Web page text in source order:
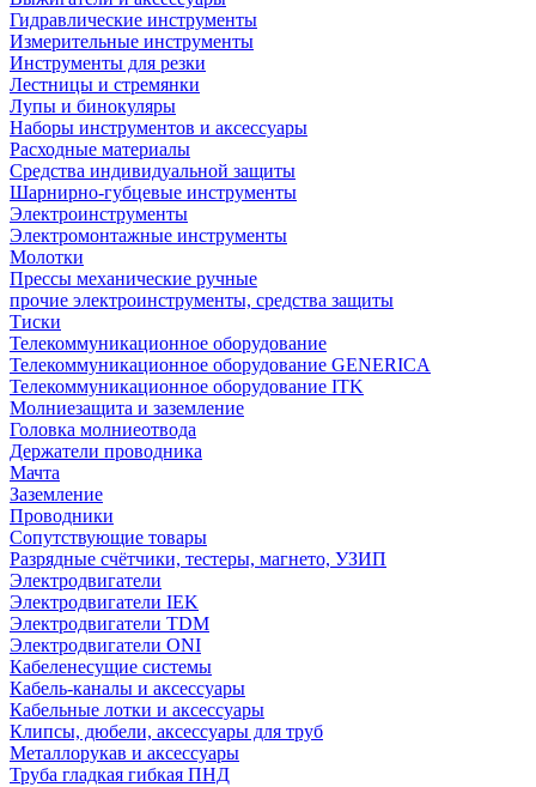
Гидравлические инструменты
Измерительные инструменты
Инструменты для резки
Лестницы и стремянки
Лупы и бинокуляры
Наборы инструментов и аксессуары
Расходные материалы
Средства индивидуальной защиты
Шарнирно-губцевые инструменты
Электроинструменты
Электромонтажные инструменты
Молотки
Прессы механические ручные
прочие электроинструменты, средства защиты
Тиски
Телекоммуникационное оборудование
Телекоммуникационное оборудование GENERICA
Телекоммуникационное оборудование ITK
Молниезащита и заземление
Головка молниеотвода
Держатели проводника
Мачта
Заземление
Проводники
Сопутствующие товары
Разрядные счётчики, тестеры, магнето, УЗИП
Электродвигатели
Электродвигатели IEK
Электродвигатели TDM
Электродвигатели ONI
Кабеленесущие системы
Кабель-каналы и аксессуары
Кабельные лотки и аксессуары
Клипсы, дюбели, аксессуары для труб
Металлорукав и аксессуары
Труба гладкая гибкая ПНД